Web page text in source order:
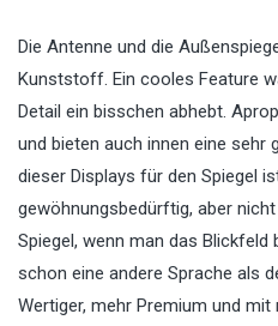
Die Antenne und die
Kunststoff. Ein cooles Feature
Detail ein bisschen abhebt.
und bieten auch innen eine sehr
dieser Displays für den Spiegel
gewöhnungsbedürftig, aber
Spiegel, wenn man das
schon eine andere Sprache als
Wertiger, mehr Premium und